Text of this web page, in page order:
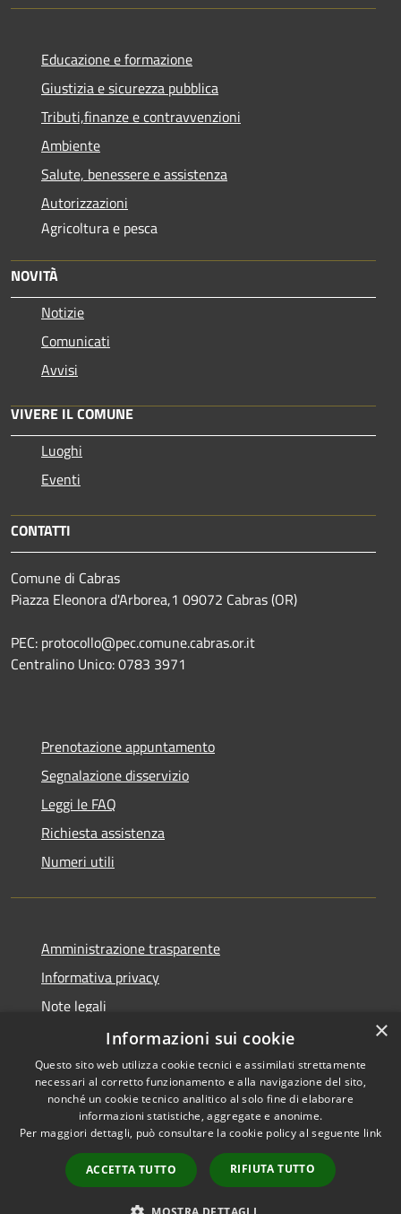
Educazione e formazione
Giustizia e sicurezza pubblica
Tributi,finanze e contravvenzioni
Ambiente
Salute, benessere e assistenza
Autorizzazioni
Agricoltura e pesca
NOVITÀ
Notizie
Comunicati
Avvisi
VIVERE IL COMUNE
Luoghi
Eventi
CONTATTI
Comune di Cabras
Piazza Eleonora d'Arborea,1 09072 Cabras (OR)
PEC: protocollo@pec.comune.cabras.or.it
Centralino Unico: 0783 3971
Prenotazione appuntamento
Segnalazione disservizio
Leggi le FAQ
Richiesta assistenza
Numeri utili
Amministrazione trasparente
Informativa privacy
Note legali
Dichiarazione di accessibilità
RSS
Accessibilità
Copyright © 2026 • Comune di
Cabras • Powered by
Municipium•
Accesso
redazione
×
Informazioni sui cookie
Questo sito web utilizza cookie tecnici e assimilati strettamente
necessari al corretto funzionamento e alla navigazione del sito,
nonché un cookie tecnico analitico al solo fine di elaborare
informazioni statistiche, aggregate e anonime.
Per maggiori dettagli, può consultare la cookie policy al seguente link
ACCETTA TUTTO RIFIUTA TUTTO